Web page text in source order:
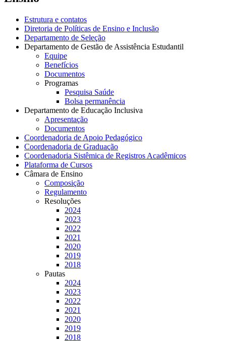
Estrutura e contatos
Diretoria de Políticas de Ensino e Inclusão
Departamento de Seleção
Departamento de Gestão de Assistência Estudantil
Equipe
Benefícios
Documentos
Programas
Pesquisa Saúde
Bolsa permanência
Departamento de Educação Inclusiva
Apresentação
Documentos
Coordenadoria de Apoio Pedagógico
Coordenadoria de Graduação
Coordenadoria Sistêmica de Registros Acadêmicos
Plataforma de Cursos
Câmara de Ensino
Composição
Regulamento
Resoluções
2024
2023
2022
2021
2020
2019
2018
Pautas
2024
2023
2022
2021
2020
2019
2018